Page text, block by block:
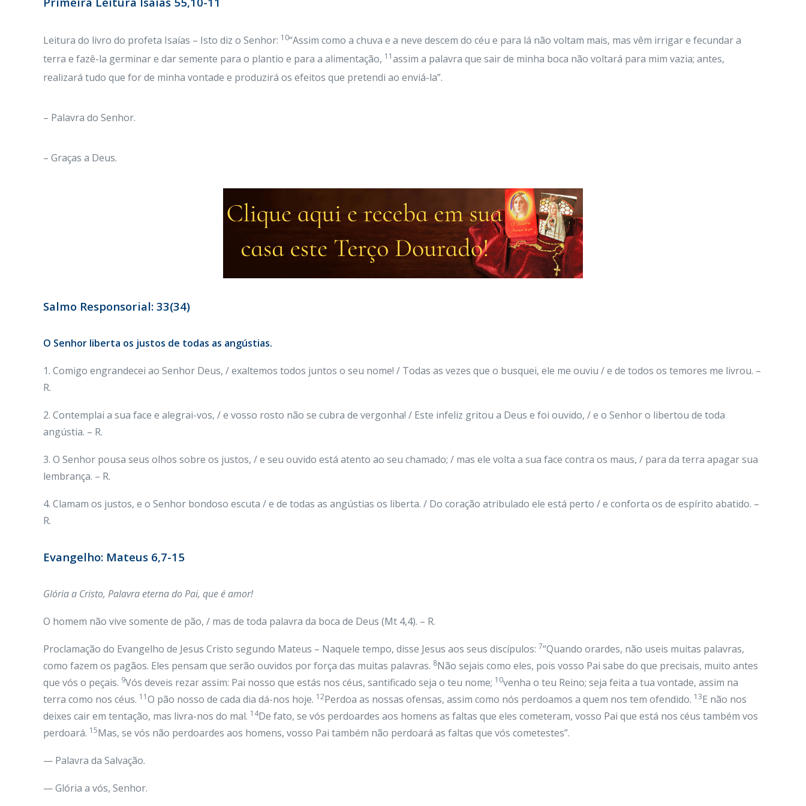
Leitura do livro do profeta Isaías – Isto diz o Senhor: 10“Assim como a chuva e a neve descem do céu e para lá não voltam mais, mas vêm irrigar e fecundar a
terra e fazê-la germinar e dar semente para o plantio e para a alimentação, 11assim a palavra que sair de minha boca não voltará para mim vazia; antes,
realizará tudo que for de minha vontade e produzirá os efeitos que pretendi ao enviá-la”.
– Palavra do Senhor.
– Graças a Deus.
Salmo Responsorial: 33(34)
O Senhor liberta os justos de todas as angústias.
1. Comigo engrandecei ao Senhor Deus, / exaltemos todos juntos o seu nome! / Todas as vezes que o busquei, ele me ouviu / e de todos os temores me livrou. –
R.
2. Contemplai a sua face e alegrai-vos, / e vosso rosto não se cubra de vergonha! / Este infeliz gritou a Deus e foi ouvido, / e o Senhor o libertou de toda
angústia. – R.
3. O Senhor pousa seus olhos sobre os justos, / e seu ouvido está atento ao seu chamado; / mas ele volta a sua face contra os maus, / para da terra apagar sua
lembrança. – R.
4. Clamam os justos, e o Senhor bondoso escuta / e de todas as angústias os liberta. / Do coração atribulado ele está perto / e conforta os de espírito abatido. –
R.
Evangelho: Mateus 6,7-15
Glória a Cristo, Palavra eterna do Pai, que é amor!
O homem não vive somente de pão, / mas de toda palavra da boca de Deus (Mt 4,4). – R.
Proclamação do Evangelho de Jesus Cristo segundo Mateus – Naquele tempo, disse Jesus aos seus discípulos: 7“Quando orardes, não useis muitas palavras,
como fazem os pagãos. Eles pensam que serão ouvidos por força das muitas palavras. 8Não sejais como eles, pois vosso Pai sabe do que precisais, muito antes
que vós o peçais. 9Vós deveis rezar assim: Pai nosso que estás nos céus, santificado seja o teu nome; 10venha o teu Reino; seja feita a tua vontade, assim na
terra como nos céus. 11O pão nosso de cada dia dá-nos hoje. 12Perdoa as nossas ofensas, assim como nós perdoamos a quem nos tem ofendido. 13E não nos
deixes cair em tentação, mas livra-nos do mal. 14De fato, se vós perdoardes aos homens as faltas que eles cometeram, vosso Pai que está nos céus também vos
perdoará. 15Mas, se vós não perdoardes aos homens, vosso Pai também não perdoará as faltas que vós cometestes”.
— Palavra da Salvação.
— Glória a vós, Senhor.